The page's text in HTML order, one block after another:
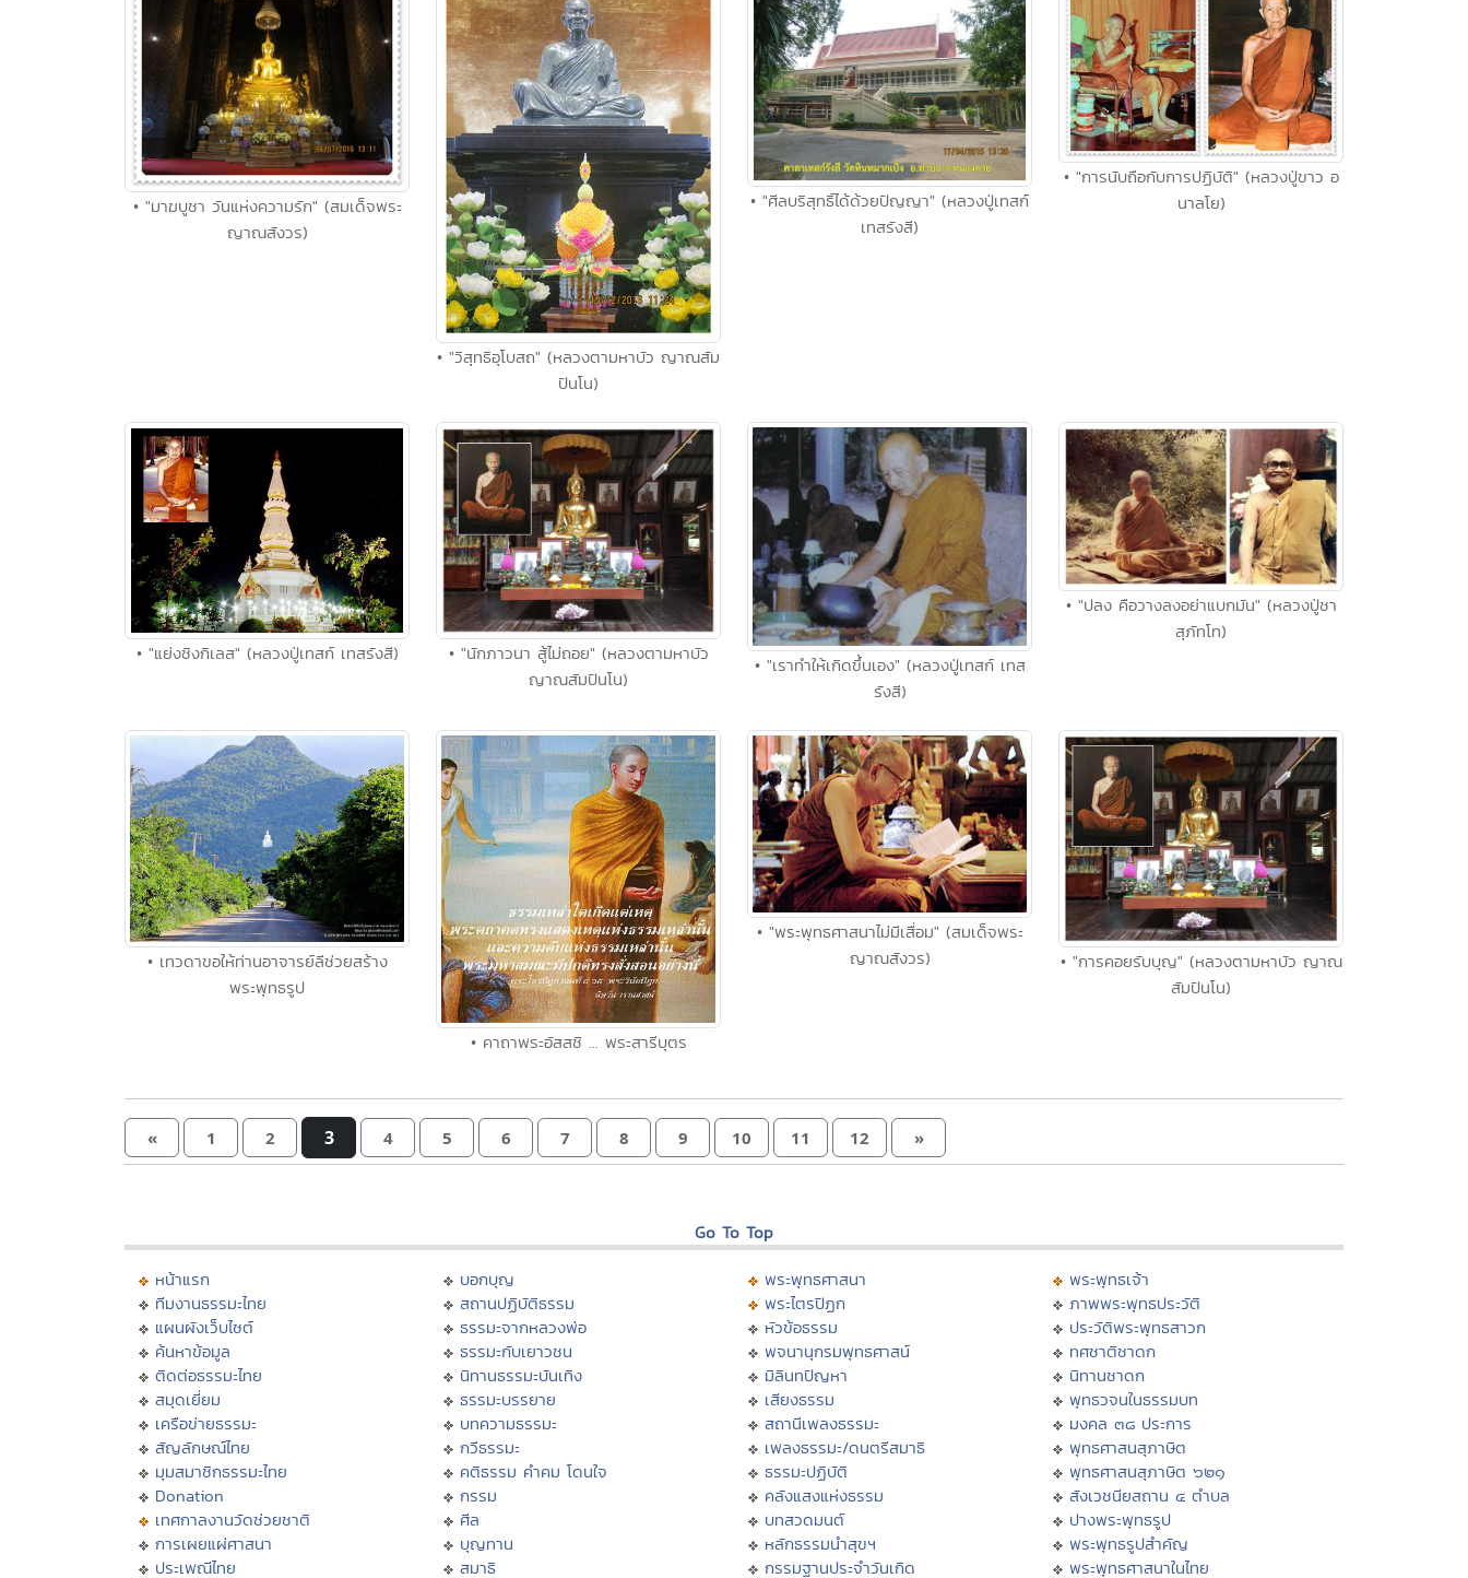
• "มาฆบูชา วันแห่งความรัก" (สมเด็จพระ
ญาณสังวร)
• "วิสุทธิอุโบสถ" (หลวงตามหาบัว ญาณสัม
ปันโน)
• "ศีลบริสุทธิ์ได้ด้วยปัญญา" (หลวงปู่เทสก์
เทสรังสี)
• "การนับถือกับการปฏิบัติ" (หลวงปู่ขาว อ
นาลโย)
• "แย่งชิงกิเลส" (หลวงปู่เทสก์ เทสรังสี)
• "นักภาวนา สู้ไม่ถอย" (หลวงตามหาบัว
ญาณสัมปันโน)
• "เราทำให้เกิดขึ้นเอง" (หลวงปู่เทสก์ เทส
รังสี)
• "ปลง คือวางลงอย่าแบกมัน" (หลวงปู่ชา
สุภัทโท)
• เทวดาขอให้ท่านอาจารย์ลีช่วยสร้าง
พระพุทธรูป
• คาถาพระอัสสชิ ... พระสารีบุตร
• "พระพุทธศาสนาไม่มีเสื่อม" (สมเด็จพระ
ญาณสังวร)
• "การคอยรับบุญ" (หลวงตามหาบัว ญาณ
สัมปันโน)
« 1 2 3 4 5 6 7 8 9 10 11 12 »
Go To Top
หน้าแรก
ทีมงานธรรมะไทย
แผนผังเว็บไซต์
ค้นหาข้อมูล
ติดต่อธรรมะไทย
สมุดเยี่ยม
เครือข่ายธรรมะ
สัญลักษณ์ไทย
มุมสมาชิกธรรมะไทย
Donation
เทศกาลงานวัดช่วยชาติ
การเผยแผ่ศาสนา
ประเพณีไทย
บอกบุญ
สถานปฏิบัติธรรม
ธรรมะจากหลวงพ่อ
ธรรมะกับเยาวชน
นิทานธรรมะบันเทิง
ธรรมะบรรยาย
บทความธรรมะ
กวีธรรมะ
คติธรรม คำคม โดนใจ
กรรม
ศีล
บุญทาน
สมาธิ
พระพุทธศาสนา
พระไตรปิฏก
หัวข้อธรรม
พจนานุกรมพุทธศาสน์
มิลินทปัญหา
เสียงธรรม
สถานีเพลงธรรมะ
เพลงธรรมะ/ดนตรีสมาธิ
ธรรมะปฏิบัติ
คลังแสงแห่งธรรม
บทสวดมนต์
หลักธรรมนำสุขฯ
กรรมฐานประจำวันเกิด
พระพุทธเจ้า
ภาพพระพุทธประวัติ
ประวัติพระพุทธสาวก
ทศชาติชาดก
นิทานชาดก
พุทธวจนในธรรมบท
มงคล ๓๘ ประการ
พุทธศาสนสุภาษิต
พุทธศาสนสุภาษิต ๖๒๑
สังเวชนียสถาน ๔ ตำบล
ปางพระพุทธรูป
พระพุทธรูปสำคัญ
พระพุทธศาสนาในไทย